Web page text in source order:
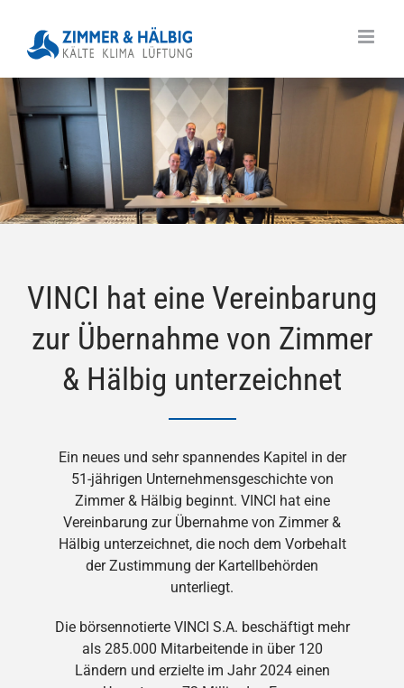
content
VINCI hat eine Vereinbarung
zur Übernahme von Zimmer
& Hälbig unterzeichnet
Ein neues und sehr spannendes Kapitel in der
51-jährigen Unternehmensgeschichte von
Zimmer & Hälbig beginnt. VINCI hat eine
Vereinbarung zur Übernahme von Zimmer &
Hälbig unterzeichnet, die noch dem Vorbehalt
der Zustimmung der Kartellbehörden
unterliegt.
Die börsennotierte VINCI S.A. beschäftigt mehr
als 285.000 Mitarbeitende in über 120
Ländern und erzielte im Jahr 2024 einen